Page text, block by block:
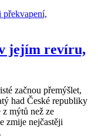
jejím revíru,
začnou přemýšlet,
had České republiky
z mýtů než ze
zmije nejčastěji